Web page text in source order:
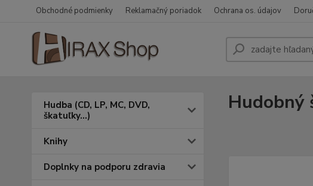
Obchodné podmienky Reklamačný poriadok Ochrana os. údajov
Hudba (CD, LP, MC, DVD,
škatuľky...)
Knihy
Doplnky na podporu zdravia
Hudobný